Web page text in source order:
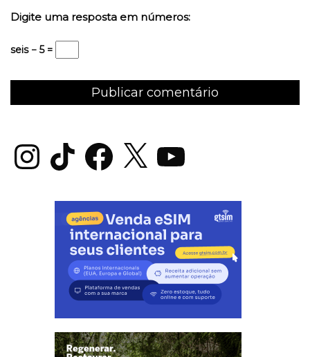
Digite uma resposta em números:
seis − 5 =
InstagramTikTok Facebook
X YouTube